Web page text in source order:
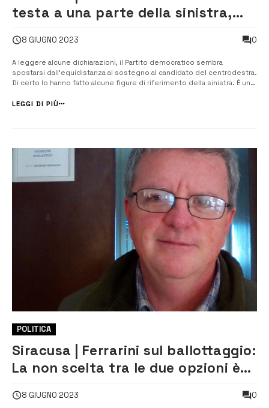
testa a una parte della sinistra,
destra
8 GIUGNO 2023 0
A leggere alcune dichiarazioni, il Partito democratico sembra
spostarsi dall’equidistanza al sostegno al candidato del centrodestra.
Di certo lo hanno fatto alcune figure di riferimento della sinistra. È un
giudicando Italia non abbastanza di sinistra, scelgono di sostenere il
LEGGI DI PIÙ
POLITICA
Siracusa | Ferrarini sul ballottaggio:
La non scelta tra le due opzioni è
8 GIUGNO 2023 0